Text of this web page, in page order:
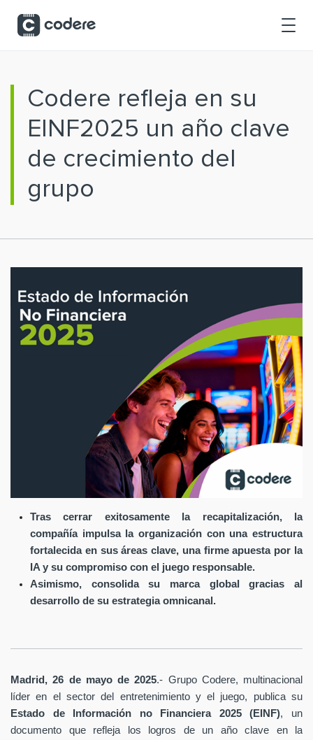
Codere refleja en su
EINF2025 un año clave
de crecimiento del
grupo
Tras cerrar exitosamente la recapitalización, la
compañía impulsa la organización con una estructura
fortalecida en sus áreas clave, una firme apuesta por la
IA y su compromiso con el juego responsable.
Asimismo, consolida su marca global gracias al
desarrollo de su estrategia omnicanal.
Madrid, 26 de mayo de 2025.- Grupo Codere, multinacional
líder en el sector del entretenimiento y el juego, publica su
Estado de Información no Financiera 2025 (EINF), un
documento que refleja los logros de un año clave en la